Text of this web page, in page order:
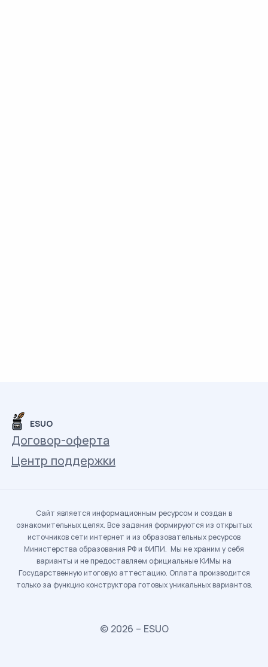
ESUO
Договор-оферта
Центр поддержки
Сайт является информационным ресурсом и создан в
ознакомительных целях. Все задания формируются из открытых
источников сети интернет и из образовательных ресурсов
Министерства образования РФ и ФИПИ. Мы не храним у себя
варианты и не предоставляем официальные КИМы на
Государственную итоговую аттестацию. Оплата производится
только за функцию конструктора готовых уникальных вариантов.
© 2026 – ESUO